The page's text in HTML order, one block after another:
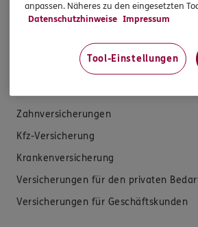
Zahnversicherungen
Kfz-Versicherung
Krankenversicherung
Versicherungen für den privaten
Versicherungen für Geschäftskunden
anpassen. Näheres zu den eingesetzten
Datenschutzhinweise Impressum
Tool-Einstellungen